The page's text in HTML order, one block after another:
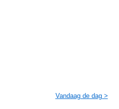
Vandaag de dag >